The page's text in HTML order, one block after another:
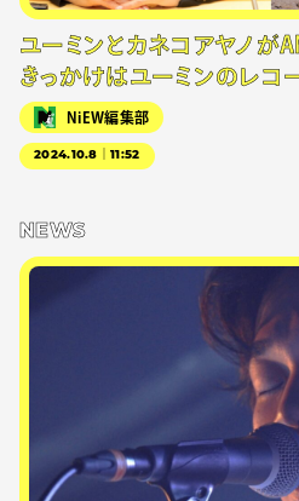
ユーミンとカネコアヤノが
きっかけはユーミンのレコ
NiEW編集部
2024.10.8｜11:52
NEWS